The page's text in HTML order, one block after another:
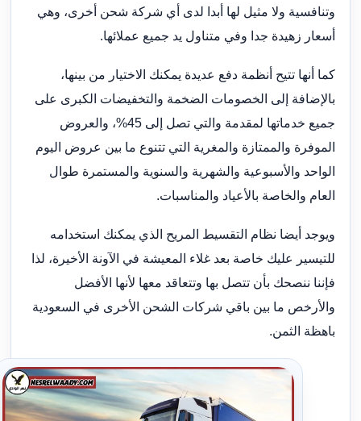
وتنافسية ولا مثيل لها أبدا لدى أي شركة شحن أخرى، وهي
أسعار زهيدة جدا وفي متناول يد جميع عملائها.
كما أنها تتيح أنظمة دفع عديدة يمكنك الاختيار من بينها،
بالإضافة إلى الخصومات الضخمة والتخفيضات الكبرى على
جميع خدماتها لمقدمة والتي تصل إلى 45%، والعروض
الموفرة والممتازة والمغرية التي تتنوع ما بين عروض اليوم
الواحد والأسبوعية والشهرية والسنوية والمستمرة طوال
العام والخاصة بالأعياد والمناسبات.
ويوجد أيضا نظام التقسيط المريح الذي يمكنك استخدامه
للتيسير عليك خاصة بعد غلاء المعيشة في الآونة الأخيرة، لذا
فإننا ننصحك بأن تتصل بها وتتعاقد معها لأنها الأفضل
والأرخص ما بين باقي شركات الشحن الأخرى في السعودية
باهظة الثمن.